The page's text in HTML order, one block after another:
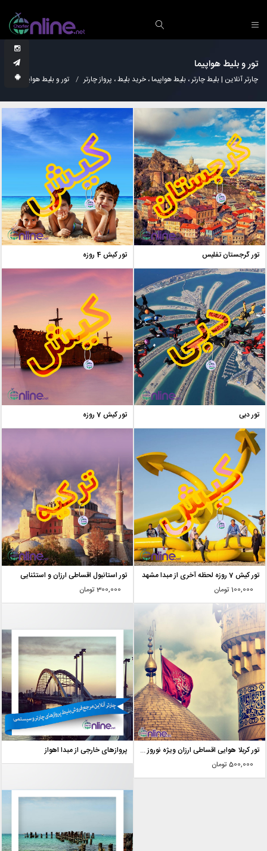
تور و بلیط هواپیما
چارتر آنلاین | بلیط چارتر ، بلیط هواپیما ، خرید بلیط ، پرواز چارتر تور و بلیط هواپیما
تور گرجستان تفلیس تور کیش 4 روزه
تور دبی تور کیش 7 روزه
تور کیش 7 روزه لحظه آخری از مبدا مشهد
100,000 تومان
تور استانبول اقساطی ارزان و استثنایی
300,000 تومان
تور کربلا هوایی اقساطی ارزان ویژه نوروز 97
500,000 تومان
پروازهای خارجی از مبدا اهواز